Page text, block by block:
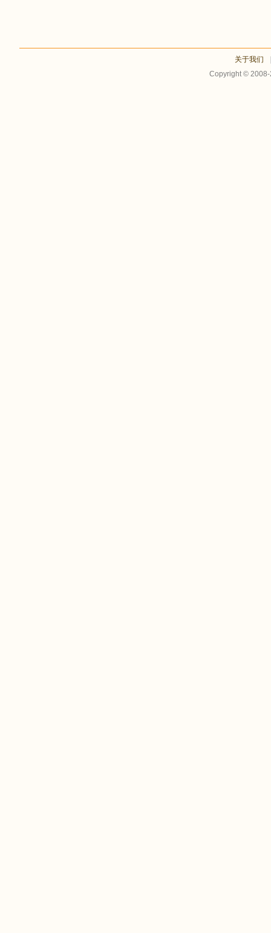
关于我们
Copyright ©